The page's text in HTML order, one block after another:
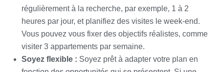
régulièrement à la recherche, par exemple, 1 à 2
heures par jour, et planifiez des visites le week-end.
Vous pouvez vous fixer des objectifs réalistes, comme
visiter 3 appartements par semaine.
Soyez flexible : Soyez prêt à adapter votre plan en